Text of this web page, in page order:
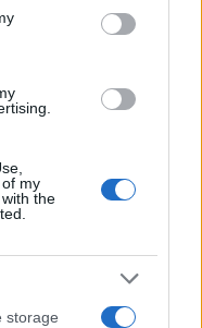
my
the
storage